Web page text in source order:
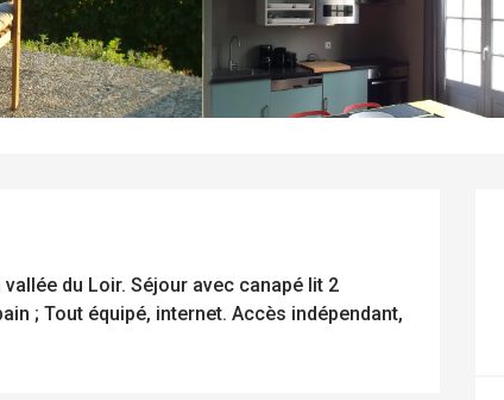
du Loir. Séjour avec canapé lit 2
; Tout équipé, internet. Accès indépendant,